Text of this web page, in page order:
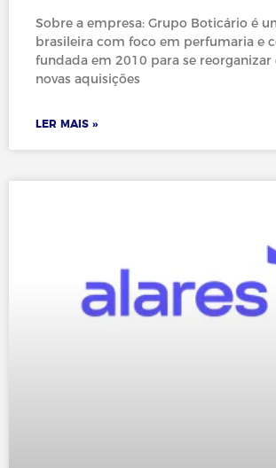
Sobre a empresa: Grupo Boticário é
brasileira com foco em perfumaria e
fundada em 2010 para se reorganizar
novas aquisições
LER MAIS »